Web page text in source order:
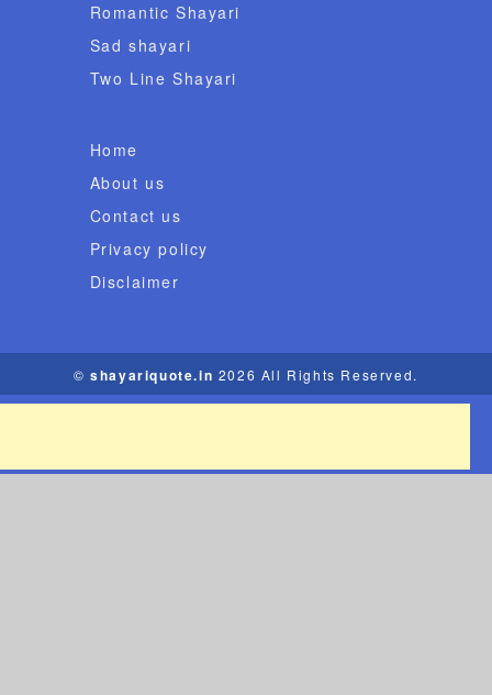
Romantic Shayari
Sad shayari
Two Line Shayari
Home
About us
Contact us
Privacy policy
Disclaimer
©shayariquote.in 2026 All Rights Reserved.